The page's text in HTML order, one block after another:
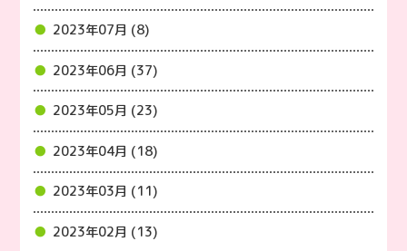
2023年07月 (8)
2023年06月 (37)
2023年05月 (23)
2023年04月 (18)
2023年03月 (11)
2023年02月 (13)